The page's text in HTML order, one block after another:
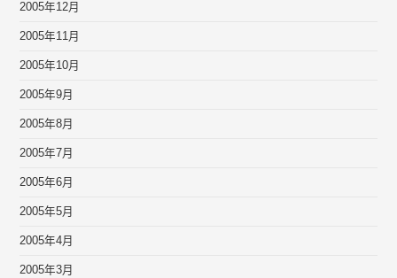
2005年12月
2005年11月
2005年10月
2005年9月
2005年8月
2005年7月
2005年6月
2005年5月
2005年4月
2005年3月